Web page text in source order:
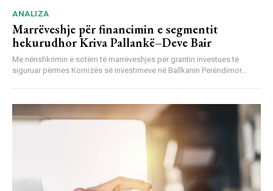
ANALIZA
Marrëveshje për financimin e segmentit
hekurudhor Kriva Pallankë–Deve Bair
Me nënshkrimin e sotëm të marrëveshjes për grantin investues të
siguruar përmes Kornizës së investimeve në Ballkanin Perëndimor...